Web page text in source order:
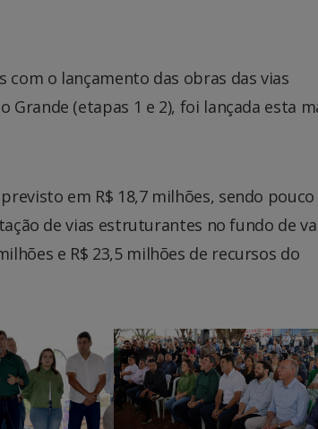
com o lançamento das obras das vias
(etapas 1 e 2), foi lançada esta
em R$ 18,7 milhões, sendo
de vias estruturantes no fundo de
e R$ 23,5 milhões de recursos do